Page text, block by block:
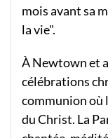
mois avant sa
la vie".
À Newtown et
célébrations
communion où
du Christ. La